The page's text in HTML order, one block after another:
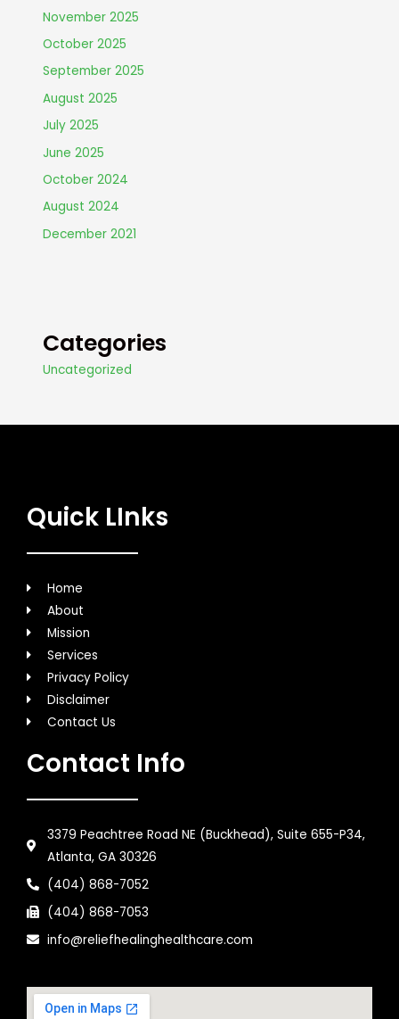
November 2025
October 2025
September 2025
August 2025
July 2025
June 2025
October 2024
August 2024
December 2021
Categories
Uncategorized
Quick LInks
Home
About
Mission
Services
Privacy Policy
Disclaimer
Contact Us
Contact Info
3379 Peachtree Road NE (Buckhead), Suite 655-P34,
Atlanta, GA 30326
(404) 868-7052
(404) 868-7053
info@reliefhealinghealthcare.com